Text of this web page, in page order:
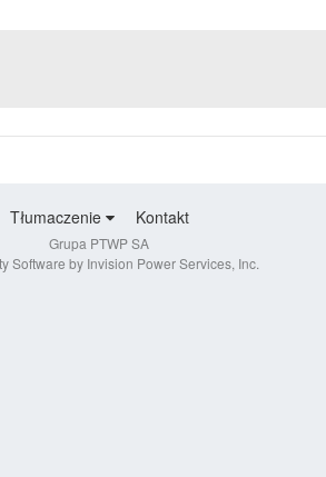
Tłumaczenie Kontakt
Grupa PTWP SA
Software by Invision Power Services, Inc.